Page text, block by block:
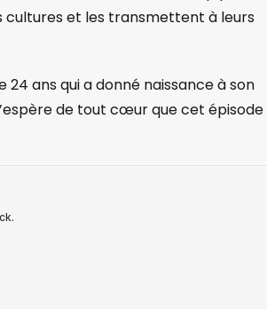
cultures et les transmettent à leurs
ans qui a donné naissance à son
de tout cœur que cet épisode